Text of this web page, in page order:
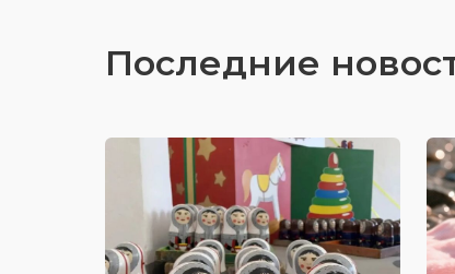
Последние